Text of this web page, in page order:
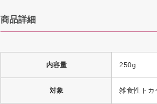
商品詳細
内容量 250g
対象 雑食性トカ